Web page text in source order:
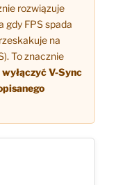
rozwiązuje
gdy FPS spada
na
To znacznie
V-Sync